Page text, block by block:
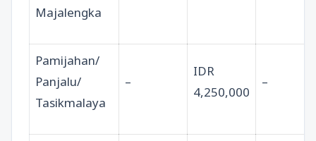
Majalengka
Pamijahan/
Panjalu/
Tasikmalaya
–
IDR
4,250,000
–